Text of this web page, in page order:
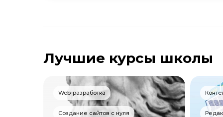
Лучшие курсы школы
Web-разработка
Создание сайтов с нуля